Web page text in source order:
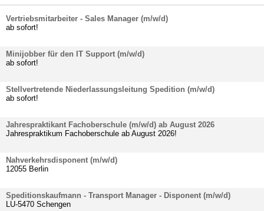
Vertriebsmitarbeiter - Sales Manager (m/w/d)
ab sofort!
Minijobber für den IT Support (m/w/d)
ab sofort!
Stellvertretende Niederlassungsleitung Spedition (m/w/d)
ab sofort!
Jahrespraktikant Fachoberschule (m/w/d) ab August 2026
Jahrespraktikum Fachoberschule ab August 2026!
Nahverkehrsdisponent (m/w/d)
12055 Berlin
Speditionskaufmann - Transport Manager - Disponent (m/w/d)
LU-5470 Schengen